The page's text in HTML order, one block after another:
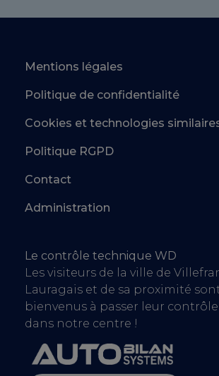
Mentions légales
Politique de confidentialité
Cookies et technologies
Politique RGPD
Contact
Administration
Le contrôle technique WD
Les visiteurs de la ville de
Lauragais et de sa proximité
bienvenus à passer leur
dans notre centre !